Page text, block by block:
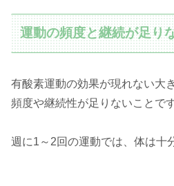
運動の頻度と継続が足り
有酸素運動の効果が現れない大
頻度や継続性が足りないことです
週に1～2回の運動では、体は十